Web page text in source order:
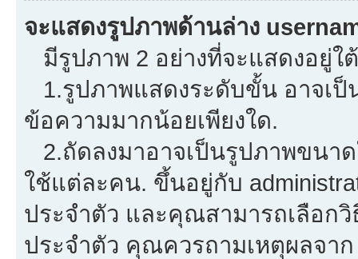
จะแสดงรูปภาพด้านล่าง
มีรูปภาพ 2 อย่างที่จะแสดงอยู่ใ
1.รูปภาพแสดงระดับขั้น อาจเ
ข้อความมากน้อยเพียงใด.
2.ถัดลงมาอาจเป็นรูปภาพขนา
ใช้แต่ละคน. ขึ้นอยู่กับ
ประจำตัว และคุณสามารถเลือก
ประจำตัว คุณควรถามเหตุผลจาก